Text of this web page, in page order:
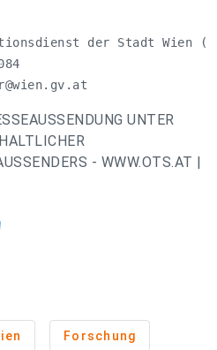
der Stadt Wien
UNTER
- WWW.OTS.AT |
Forschung